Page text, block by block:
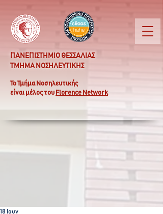
ΠΑΝΕΠΙΣΤΗΜΙΟ ΘΕΣΣΑΛΙΑΣ
ΤΜΗΜΑ ΝΟΣΗΛΕΥΤΙΚΗΣ
Το Τμήμα Νοσηλευτικής
είναι μέλος του Florence Network
18 Ιουν